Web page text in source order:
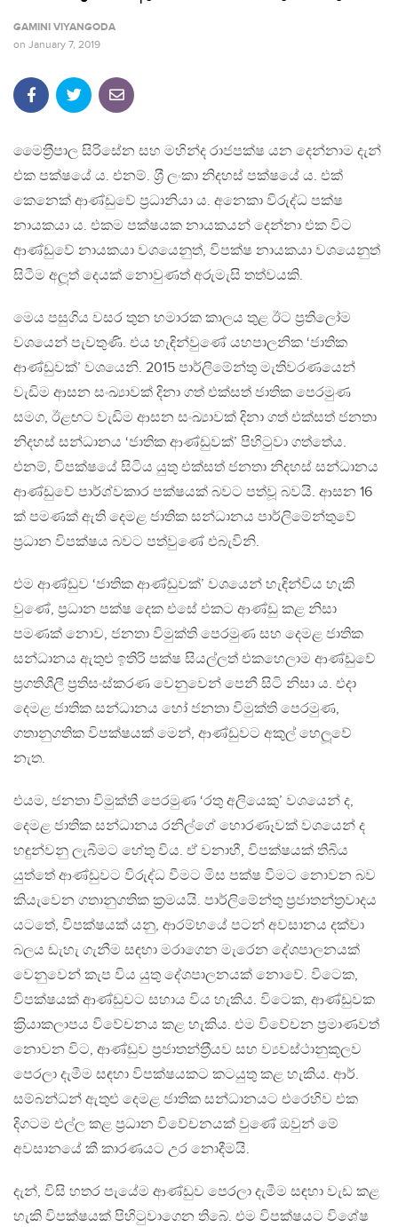
GAMINI VIYANGODA
on January 7, 2019
මෛත‍්‍රීපාල සිරිසේන සහ මහින්ද රාජපක්ෂ යන දෙන්නාම දැන්
එක පක්ෂයේ ය. එනම්. ශ‍්‍රී ලංකා නිදහස් පක්ෂයේ ය. එක්
කෙනෙක් ආණ්ඩුවේ ප‍්‍රධානියා ය. අනෙකා විරුද්ධ පක්ෂ
නායකයා ය. එකම පක්ෂයක නායකයන් දෙන්නා එක විට
ආණ්ඩුවේ නායකයා වශයෙනුත්, විපක්ෂ නායකයා වශයෙනුත්
සිටීම අලූත් දෙයක් නොවුණත් අරුමැසි තත්වයකි.
මෙය පසුගිය වසර තුන හමාරක කාලය තුළ ඊට ප‍්‍රතිලෝම
වශයෙන් පැවතුණි. එය හැඳින්වුණේ යහපාලනික ‘ජාතික
ආණ්ඩුවක්’ වශයෙනි. 2015 පාර්ලිමේන්තු මැතිවරණයෙන්
වැඩිම ආසන සංඛ්‍යාවක් දිනා ගත් එක්සත් ජාතික පෙරමුණ
සමග, ඊළඟට වැඩිම ආසන සංඛ්‍යාවක් දිනා ගත් එක්සත් ජනතා
නිදහස් සන්ධානය ‘ජාතික ආණ්ඩුවක්’ පිහිටුවා ගත්තේය.
එනම්, විපක්ෂයේ සිටිය යුතු එක්සත් ජනතා නිදහස් සන්ධානය
ආණ්ඩුවේ පාර්ශ්වකාර පක්ෂයක් බවට පත්වූ බවයි. ආසන 16
ක් පමණක් ඇති දෙමළ ජාතික සන්ධානය පාර්ලිමේන්තුවේ
ප‍්‍රධාන විපක්ෂය බවට පත්වුණේ එබැවිනි.
එම ආණ්ඩුව ‘ජාතික ආණ්ඩුවක්’ වශයෙන් හැඳින්විය හැකි
වුණේ, ප‍්‍රධාන පක්ෂ දෙක එසේ එකට ආණ්ඩු කළ නිසා
පමණක් නොව, ජනතා විමුක්ති පෙරමුණ සහ දෙමළ ජාතික
සන්ධානය ඇතුළු ඉතිරි පක්ෂ සියල්ලත් එකහෙලාම ආණ්ඩුවේ
ප‍්‍රගතිශීලී ප‍්‍රතිසංස්කරණ වෙනුවෙන් පෙනී සිටි නිසා ය. එදා
දෙමළ ජාතික සන්ධානය හෝ ජනතා විමුක්ති පෙරමුණ,
ගතානුගතික විපක්ෂයක් මෙන්, ආණ්ඩුවට අකුල් හෙලූවේ
නැත.
එයම, ජනතා විමුක්ති පෙරමුණ ‘රතු අලියෙකු’ වශයෙන් ද,
දෙමළ ජාතික සන්ධානය රනිල්ගේ හොරණෑවක් වශයෙන් ද
හඳුන්වනු ලැබීමට හේතු විය. ඒ වනාහී, විපක්ෂයක් තිබිය
යුත්තේ ආණ්ඩුවට විරුද්ධ වීමට මිස පක්ෂ වීමට නොවන බව
කියැවෙන ගතානුගතික ක‍්‍රමයයි. පාර්ලිමේන්තු ප‍්‍රජාතන්ත‍්‍රවාදය
යටතේ, විපක්ෂයක් යනු, ආරම්භයේ පටන් අවසානය දක්වා
බලය ඩැහැ ගැනීම සඳහා මරාගෙන මැරෙන දේශපාලනයක්
වෙනුවෙන් කැප විය යුතු දේශපාලනයක් නොවේ. විටෙක,
විපක්ෂයක් ආණ්ඩුවට සහාය විය හැකිය. විටෙක, ආණ්ඩුවක
ක‍්‍රියාකලාපය විවේචනය කළ හැකිය. එම විවේචන ප‍්‍රමාණවත්
නොවන විට, ආණ්ඩුව ප‍්‍රජාතන්ත‍්‍රීයව සහ ව්‍යවස්ථානුකූලව
පෙරලා දැමීම සඳහා විපක්ෂයකට කටයුතු කළ හැකිය. ආර්.
සම්බන්ධන් ඇතුළු දෙමළ ජාතික සන්ධානයට එරෙහිව එක
දිගටම එල්ල කළ ප‍්‍රධාන විවේචනයක් වුණේ ඔවුන් මේ
අවසානයේ කී කාරණයට උර නොදීමයි.
දැන්, විසි හතර පැයේම ආණ්ඩුව පෙරලා දැමීම සඳහා වැඩ කළ
හැකි විපක්ෂයක් පිහිටුවාගෙන තිබේ. එම විපක්ෂයට විශේෂ